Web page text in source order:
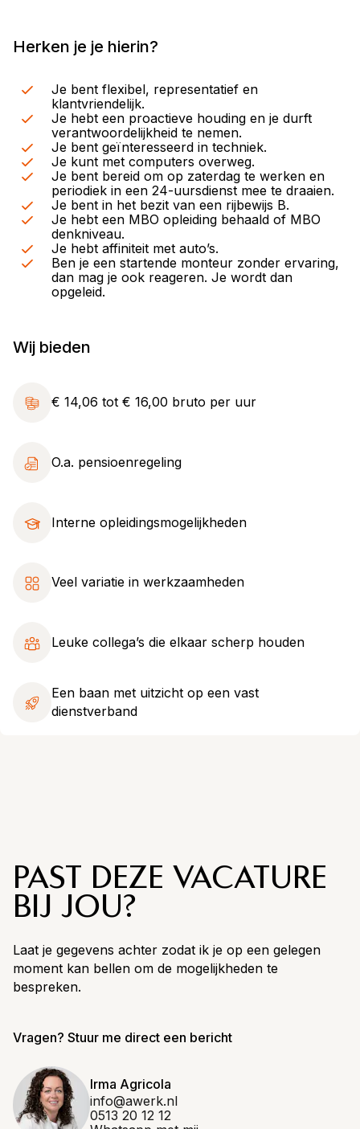
Herken je je hierin?
Je bent flexibel, representatief en
klantvriendelijk.
Je hebt een proactieve houding en je durft
verantwoordelijkheid te nemen.
Je bent geïnteresseerd in techniek.
Je kunt met computers overweg.
Je bent bereid om op zaterdag te werken en
periodiek in een 24-uursdienst mee te draaien.
Je bent in het bezit van een rijbewijs B.
Je hebt een MBO opleiding behaald of MBO
denkniveau.
Je hebt affiniteit met auto’s.
Ben je een startende monteur zonder ervaring,
dan mag je ook reageren. Je wordt dan
opgeleid.
Wij bieden
€ 14,06 tot € 16,00 bruto per uur
O.a. pensioenregeling
Interne opleidingsmogelijkheden
Veel variatie in werkzaamheden
Leuke collega’s die elkaar scherp houden
Een baan met uitzicht op een vast
dienstverband
PAST DEZE VACATURE
BIJ JOU?
Laat je gegevens achter zodat ik je op een gelegen
moment kan bellen om de mogelijkheden te
bespreken.
Vragen? Stuur me direct een bericht
Irma Agricola
info@awerk.nl
0513 20 12 12